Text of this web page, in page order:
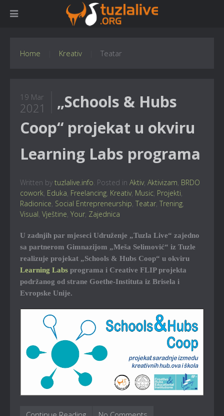
Home Kreativ Teatar
19 Mar
2021
„Schools & Hubs
Coop“ projekat u okviru
Learning Labs programa
Written by tuzlalive.info. Posted in Aktiv, Aktivizam, BRDO
cowork, Eduka, Freelancing, Kreativ, Music, Projekti,
Radionice, Social Entrepreneurship, Teatar, Trening,
Visual, Vještine, Your, Zajednica
U zadnjih par mjeseci Udruženje „Tuzla Live“ zajedno
sa partnerom Gimnazijom „Meša Selimović“ iz Tuzle
realizuje projekat „Schools & Hubs Coop“ u okviru
Learning Labs programa i Creative FLIP projekta
podržanog od strane Goethe-Instituta iz Brisela i
Evropske Unije.